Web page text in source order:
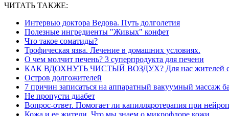
ЧИТАТЬ ТАКЖЕ:
Интервью доктора Ведова. Путь долголетия
Полезные ингредиенты "Живых" конфет
Что такое соматиды?
Трофическая язва. Лечение в домашних условиях.
О чем молчит печень? 3 суперпродукта для печени
КАК ВДОХНУТЬ ЧИСТЫЙ ВОЗДУХ? Для нас жителей
Остров долгожителей
7 причин записаться на аппаратный вакуумный массаж
Не пропусти диабет
Вопрос-ответ. Помогает ли капилляротерапия при
Кожа и ее жители. Что мы знаем о микрофлоре кожи